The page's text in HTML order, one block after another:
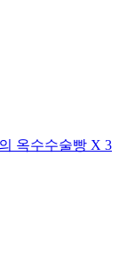
옥수수술빵 X 3